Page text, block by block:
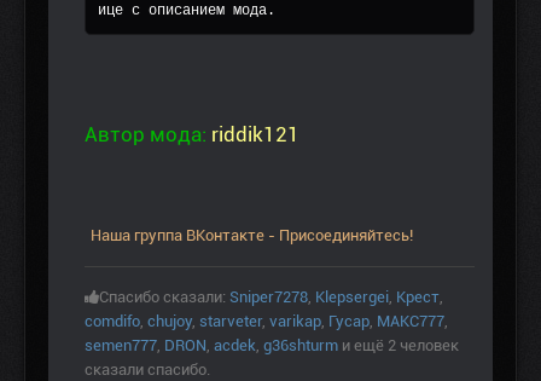
ице с описанием мода.
Автор мода: riddik121
Наша группа ВКонтакте - Присоединяйтесь!
Спасибо сказали: Sniper7278, Klepsergei, Крест,
comdifo, chujoy, starveter, varikap, Гусар, МАКС777,
semen777, DRON, acdek, g36shturm и ещё 2 человек
сказали спасибо.